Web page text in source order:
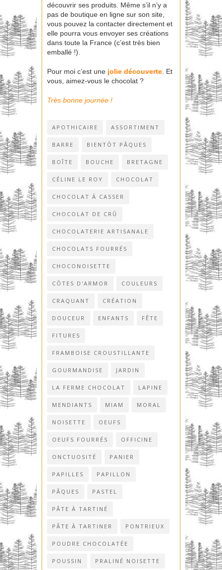
découvrir ses produits. Même s’il n’y a
pas de boutique en ligne sur son site,
vous pouvez la contacter directement et
elle pourra vous envoyer ses créations
dans toute la France (c’est très bien
emballé !).
Pour moi c’est une jolie découverte . Et
vous, aimez-vous le chocolat ?
Très bonne journée !
APOTHICAIRE ASSORTIMENT
BARRE BIENTÔT PÂQUES
BOÎTE BOUCHE BRETAGNE
CÉLINE LE ROY CHOCOLAT
CHOCOLAT À CASSER
CHOCOLAT DE CRÛ
CHOCOLATERIE ARTISANALE
CHOCOLATS FOURRÉS
CHOCONOISETTE
CÔTES D'ARMOR COULEURS
CRAQUANT CRÉATION
DOUCEUR ENFANTS FÊTE
FITURES
FRAMBOISE CROUSTILLANTE
GOURMANDISE JARDIN
LA FERME CHOCOLAT LAPINE
MENDIANTS MIAM MORAL
NOISETTE OEUFS
OEUFS FOURRÉS OFFICINE
ONCTUOSITÉ PANIER
PAPILLES PAPILLON
PÂQUES PASTEL
PÂTE À TARTINÉ
PÂTE À TARTINER PONTRIEUX
POUDRE CHOCOLATÉE
POUSSIN PRALINÉ NOISETTE